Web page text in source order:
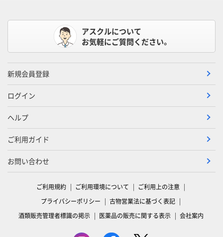
アスクルについて
お気軽にご質問ください。
新規会員登録
ログイン
ヘルプ
ご利用ガイド
お問い合わせ
ご利用規約 ご利用環境について
ご利用上の注意
プライバシーポリシー
古物営業法に基づく表記
酒類販売管理者標識の掲示
医薬品の販売に関する表示 会社案内